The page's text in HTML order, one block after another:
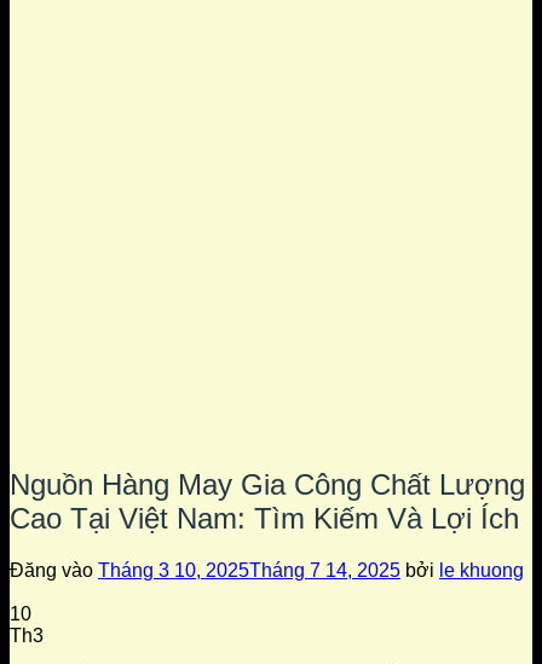
Nguồn Hàng May Gia Công Chất Lượng
Cao Tại Việt Nam: Tìm Kiếm Và Lợi Ích
Đăng vào Tháng 3 10, 2025Tháng 7 14, 2025 bởi le khuong
10
Th3